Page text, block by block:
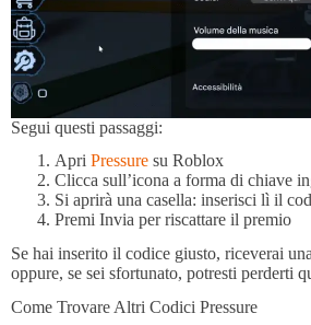
Segui questi passaggi:
Apri Pressure su Roblox
Clicca sull’icona a forma di chiave
Si aprirà una casella: inserisci lì il
Premi Invia per riscattare il premio
Se hai inserito il codice giusto, riceverai
oppure, se sei sfortunato, potresti perderti
Come Trovare Altri Codici Pressure